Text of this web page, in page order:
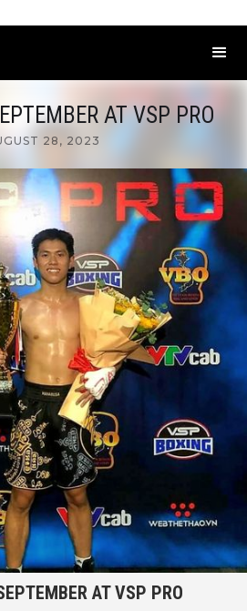
AT VSP PRO
28, 2023
AT VSP PRO